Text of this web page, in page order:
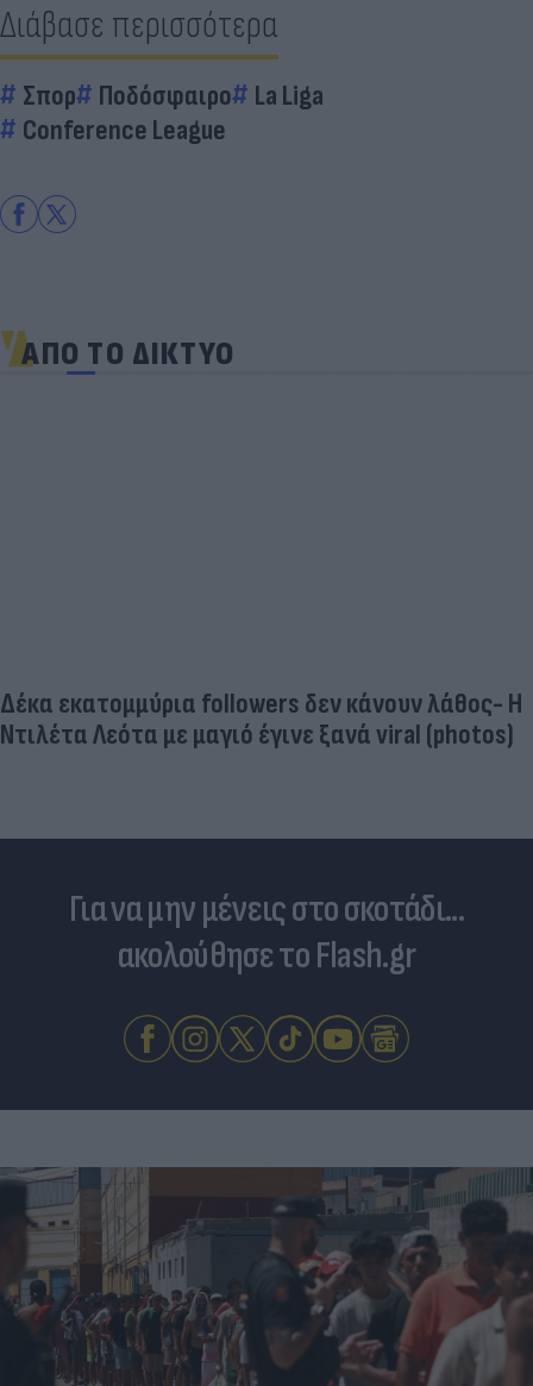
Διάβασε περισσότερα
Σπορ Ποδόσφαιρο
La Liga
Conference League
ΑΠΟ ΤΟ ΔΙΚΤΥΟ
Για να μην μένεις στο σκοτάδι...
ακολούθησε το Flash.gr